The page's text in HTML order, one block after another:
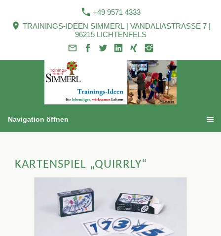
+49 9571 4333
TRAININGS-IDEEN SIMMERL | VANDALIASTRASSE 7 |
96215 LICHTENFELS
Navigation öffnen
KARTENSPIEL „QUIRRLY“